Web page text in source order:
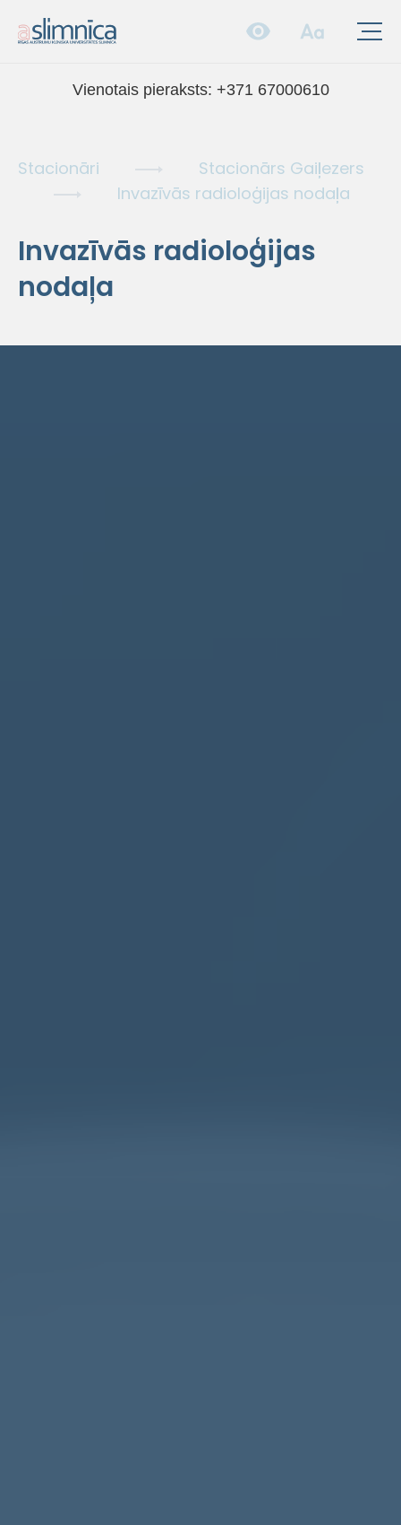
Vienotais pieraksts: +371 67000610
Stacionāri
Stacionārs Gaiļezers
Invazīvās radioloģijas nodaļa
Invazīvās radioloģijas
nodaļa